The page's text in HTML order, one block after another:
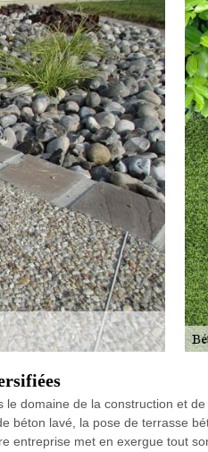
domaine de la construction et
béton lavé, la pose de terrasse
entreprise met en exergue tout